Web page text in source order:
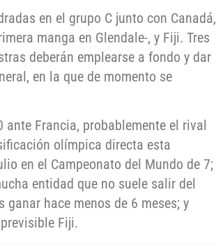
en el grupo C junto con Canadá,
manga en Glendale-, y Fiji. Tres
deberán emplearse a fondo y dar
en la que de momento se
Francia, probablemente el rival
olímpica directa esta
en el Campeonato del Mundo de 7;
entidad que no suele salir del
hace menos de 6 meses; y
Fiji.